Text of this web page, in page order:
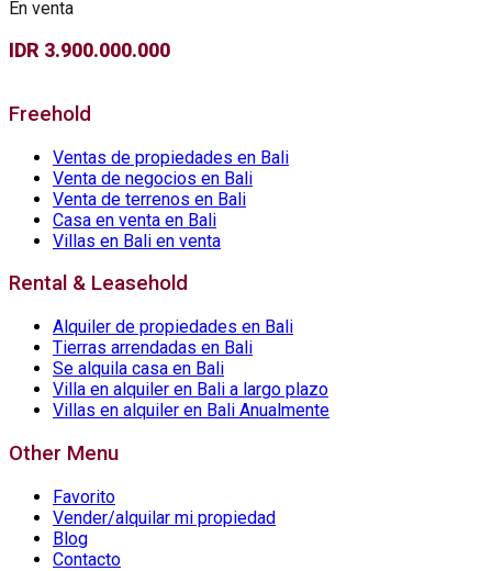
En venta
IDR 3.900.000.000
Freehold
Ventas de propiedades en Bali
Venta de negocios en Bali
Venta de terrenos en Bali
Casa en venta en Bali
Villas en Bali en venta
Rental & Leasehold
Alquiler de propiedades en Bali
Tierras arrendadas en Bali
Se alquila casa en Bali
Villa en alquiler en Bali a largo plazo
Villas en alquiler en Bali Anualmente
Other Menu
Favorito
Vender/alquilar mi propiedad
Blog
Contacto